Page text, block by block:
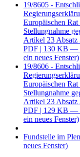
19/8605 -
Europäischen
Stellungnahme
Artikel 23 Absatz
PDF | 130 KB —
ein neues Fenster)
19/8606 -
Europäischen
Stellungnahme
Artikel 23 Absatz
PDF | 129 KB —
ein neues Fenster)
Fundstelle im
neues Fenster)